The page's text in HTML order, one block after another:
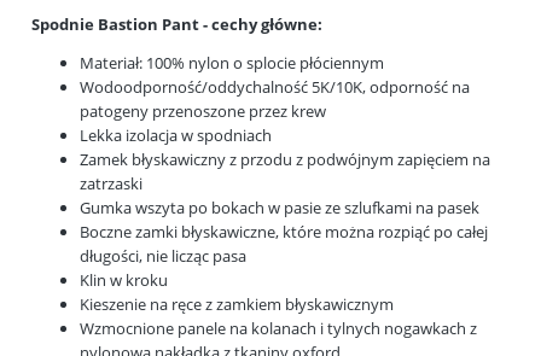
Spodnie Bastion Pant - cechy główne:
Materiał: 100% nylon o splocie płóciennym
Wodoodporność/oddychalność 5K/10K, odporność na
patogeny przenoszone przez krew
Lekka izolacja w spodniach
Zamek błyskawiczny z przodu z podwójnym zapięciem na
zatrzaski
Gumka wszyta po bokach w pasie ze szlufkami na pasek
Boczne zamki błyskawiczne, które można rozpiąć po całej
długości, nie licząc pasa
Klin w kroku
Kieszenie na ręce z zamkiem błyskawicznym
Wzmocnione panele na kolanach i tylnych nogawkach z